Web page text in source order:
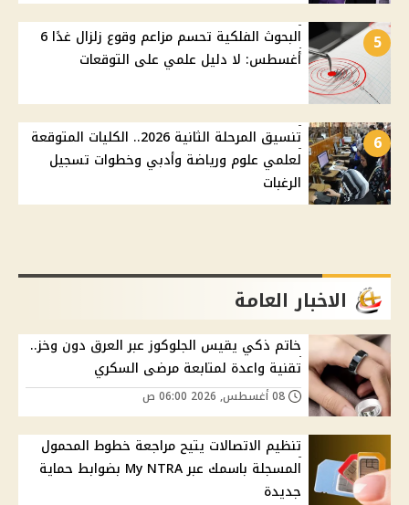
5
البحوث الفلكية تحسم مزاعم وقوع زلزال غدًا 6
أغسطس: لا دليل علمي على التوقعات
6
تنسيق المرحلة الثانية 2026.. الكليات المتوقعة
لعلمي علوم ورياضة وأدبي وخطوات تسجيل
الرغبات
الاخبار العامة
خاتم ذكي يقيس الجلوكوز عبر العرق دون وخز..
تقنية واعدة لمتابعة مرضى السكري
تنظيم الاتصالات يتيح مراجعة خطوط المحمول
المسجلة باسمك عبر My NTRA بضوابط حماية
جديدة